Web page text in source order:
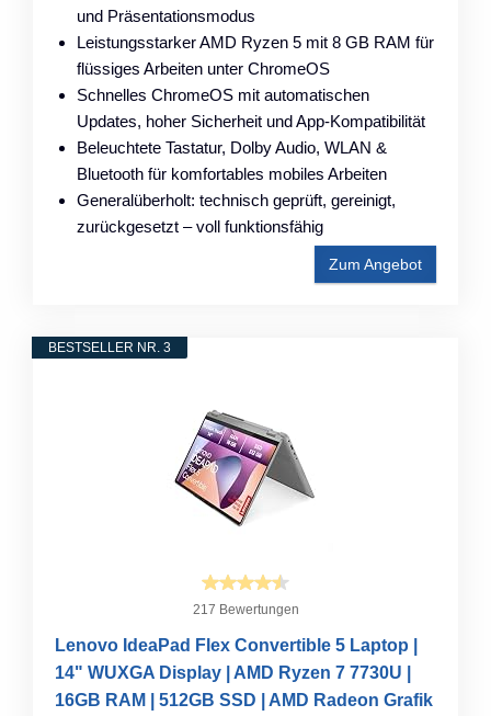
und Präsentationsmodus
Leistungsstarker AMD Ryzen 5 mit 8 GB RAM für
flüssiges Arbeiten unter ChromeOS
Schnelles ChromeOS mit automatischen
Updates, hoher Sicherheit und App-Kompatibilität
Beleuchtete Tastatur, Dolby Audio, WLAN &
Bluetooth für komfortables mobiles Arbeiten
Generalüberholt: technisch geprüft, gereinigt,
zurückgesetzt – voll funktionsfähig
Zum Angebot
BESTSELLER NR. 3
217 Bewertungen
Lenovo IdeaPad Flex Convertible 5 Laptop |
14" WUXGA Display | AMD Ryzen 7 7730U |
16GB RAM | 512GB SSD | AMD Radeon Grafik